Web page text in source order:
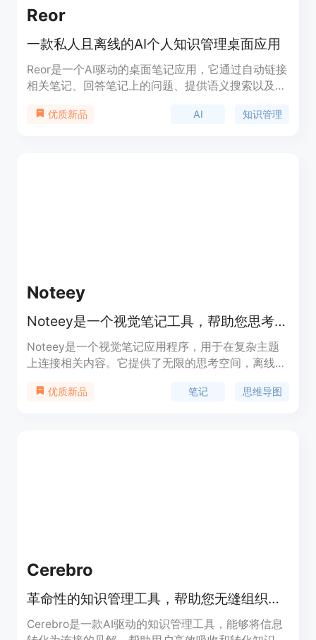
Reor
一款私人且离线的AI个人知识管理桌面应用
Reor是一个AI驱动的桌面笔记应用，它通过自动链接
相关笔记、回答笔记上的问题、提供语义搜索以及生
储，支持类似Obsidian的Markdown编辑器。Reor项
优质新品 AI 知识管理
Noteey
Noteey是一个视觉笔记工具，帮助您思考，创建，并在画布上发布。
Noteey是一个视觉笔记应用程序，用于在复杂主题
上连接相关内容。它提供了无限的思考空间，离线存
解，帮助用户更快地理解复杂的话题。
优质新品 笔记 思维导图
Cerebro
革命性的知识管理工具，帮助您无缝组织、连接和增强您的思想。
Cerebro是一款AI驱动的知识管理工具，能够将信息